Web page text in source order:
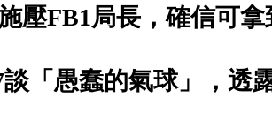
壓FB1局長，確信可
談「愚蠢的氣球」，透